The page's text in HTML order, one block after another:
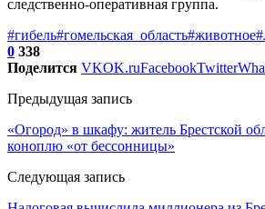
следственно-оперативная группа.
#гибель#гомельская_область#животное
0 338
Поделится VKOK.ruFacebookTwitter
Предыдущая запись
«Огород» в шкафу: житель Брестской
коноплю «от бессонницы»
Следующая запись